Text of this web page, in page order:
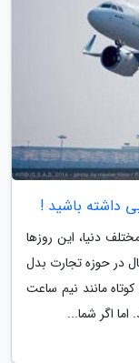
داشته باشید !
دنیا، این روزها
در حوزه تجارت بدل
مانند نیم ساعت